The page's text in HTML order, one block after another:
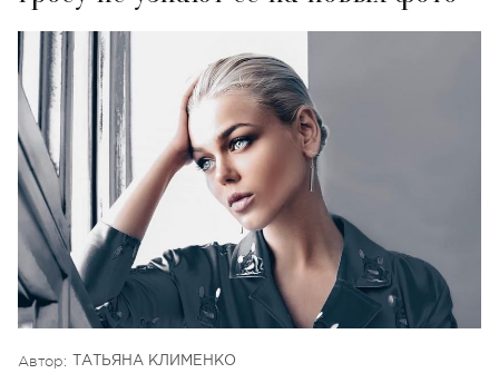
Автор: ТАТЬЯНА КЛИМЕНКО